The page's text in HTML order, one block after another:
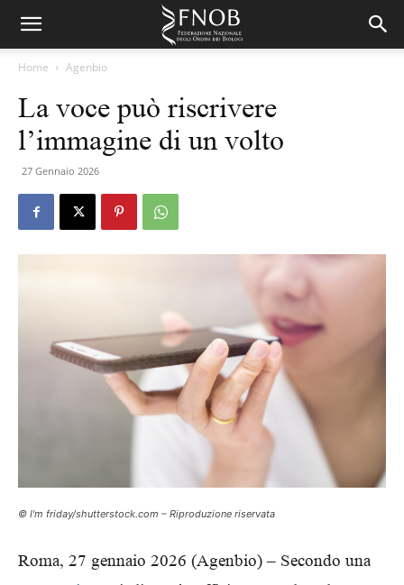
Home Agenbio
La voce può riscrivere
l’immagine di un volto
27 Gennaio 2026
© I'm friday/shutterstock.com – Riproduzione riservata
Roma, 27 gennaio 2026 (Agenbio) – Secondo una